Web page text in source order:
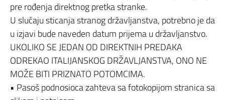
pre rođenja direktnog pretka stranke.
U slučaju sticanja stranog državljanstva, potrebno je da
u izjavi bude naveden datum prijema u državljanstvo.
UKOLIKO SE JEDAN OD DIREKTNIH PREDAKA
ODREKAO ITALIJANSKOG DRŽAVLJANSTVA, ONO NE
MOŽE BITI PRIZNATO POTOMCIMA.
• Pasoš podnosioca zahteva sa fotokopijom stranica sa